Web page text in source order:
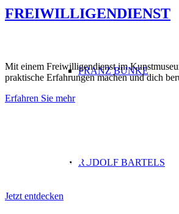
FRANZ BUNKE
RUDOLF BARTELS
FREIWILLIGENDIENST
Mit einem Freiwilligendienst im
praktische Erfahrungen machen und dich
Erfahren Sie mehr
Schwaan
Jetzt entdecken